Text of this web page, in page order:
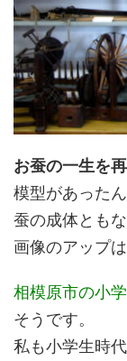
お蚕の一生を
模型があった
蚕の成体とも
画像のアップ
相模原市の小
そうです。
私も小学生時